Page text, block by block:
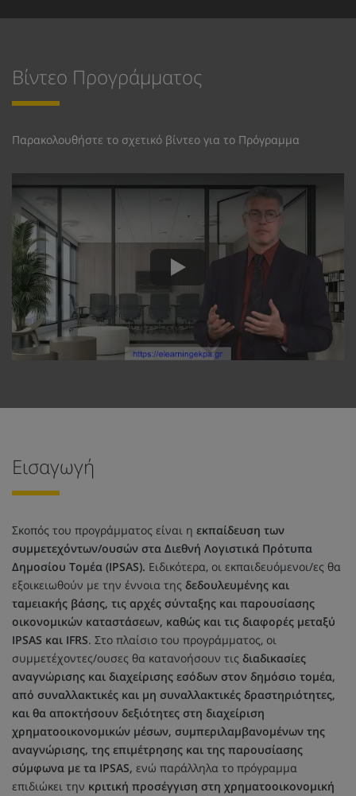
Βίντεο Προγράμματος
Παρακολουθήστε το σχετικό βίντεο για το Πρόγραμμα
Εισαγωγή
Σκοπός του προγράμματος είναι η εκπαίδευση των
συμμετεχόντων/ουσών στα Διεθνή Λογιστικά Πρότυπα
Δημοσίου Τομέα (IPSAS). Ειδικότερα, οι εκπαιδευόμενοι/ες θα
εξοικειωθούν με την έννοια της δεδουλευμένης και
ταμειακής βάσης, τις αρχές σύνταξης και παρουσίασης
οικονομικών καταστάσεων, καθώς και τις διαφορές μεταξύ
IPSAS και IFRS. Στο πλαίσιο του προγράμματος, οι
συμμετέχοντες/ουσες θα κατανοήσουν τις διαδικασίες
αναγνώρισης και διαχείρισης εσόδων στον δημόσιο τομέα,
από συναλλακτικές και μη συναλλακτικές δραστηριότητες,
και θα αποκτήσουν δεξιότητες στη διαχείριση
χρηματοοικονομικών μέσων, συμπεριλαμβανομένων της
αναγνώρισης, της επιμέτρησης και της παρουσίασης
σύμφωνα με τα IPSAS, ενώ παράλληλα το πρόγραμμα
επιδιώκει την κριτική προσέγγιση στη χρηματοοικονομική